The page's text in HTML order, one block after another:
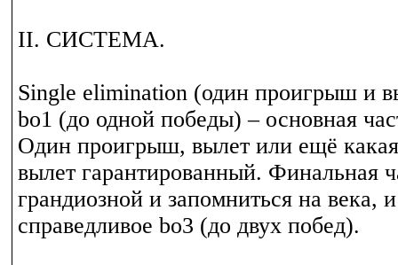
II. СИСТЕМА.
Single elimination (один проигрыш и
bo1 (до одной победы) – основная
Один проигрыш, вылет или ещё
вылет гарантированный. Финальная
грандиозной и запомниться на века,
справедливое bo3 (до двух побед).